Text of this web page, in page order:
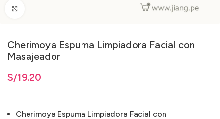
Cherimoya Espuma Limpiadora Facial con
Masajeador
S/19.20
S/19.20
Cherimoya Espuma Limpiadora Facial con